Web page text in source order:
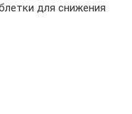
для снижения